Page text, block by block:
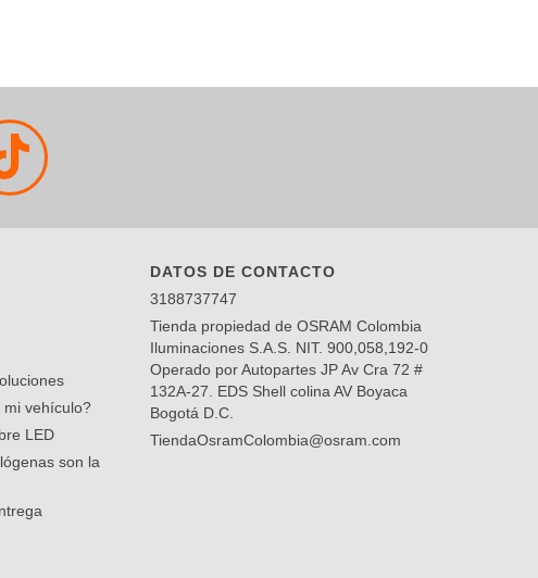
mi vehículo?
LED
son la
DATOS DE CONTACTO
3188737747
Tienda propiedad de OSRAM Colombia
Iluminaciones S.A.S. NIT. 900,058,192-0
Operado por Autopartes JP Av Cra 72 #
132A-27. EDS Shell colina AV Boyaca
Bogotá D.C.
TiendaOsramColombia@osram.com